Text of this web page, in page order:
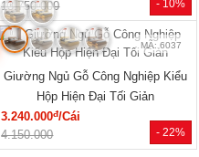
MÃ: 2137